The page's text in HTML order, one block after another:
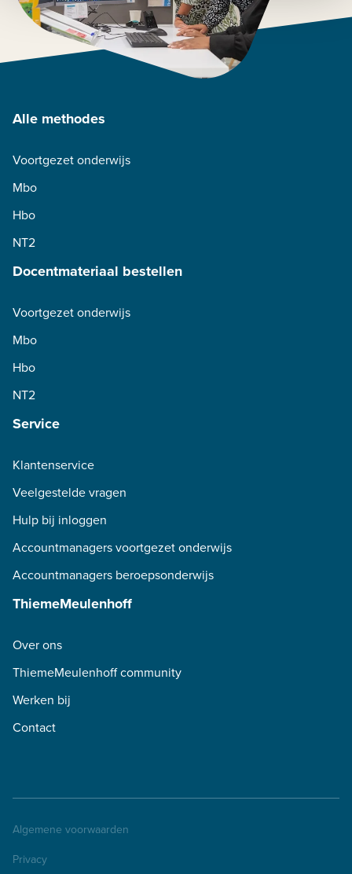
Alle methodes
Voortgezet onderwijs
Mbo
Hbo
NT2
Docentmateriaal bestellen
Voortgezet onderwijs
Mbo
Hbo
NT2
Service
Klantenservice
Veelgestelde vragen
Hulp bij inloggen
Accountmanagers voortgezet onderwijs
Accountmanagers beroepsonderwijs
ThiemeMeulenhoff
Over ons
ThiemeMeulenhoff community
Werken bij
Contact
Algemene voorwaarden
Privacy